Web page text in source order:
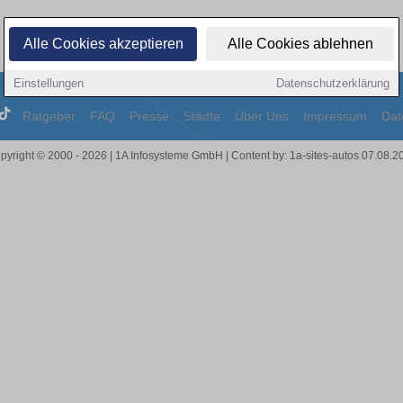
Alle Cookies akzeptieren Alle Cookies ablehnen
Einstellungen Datenschutzerklärung
Ratgeber FAQ Presse Städte Über Uns Impressum
© 2000 - 2026 | 1A Infosysteme GmbH | Content by: 1a-sites-autos